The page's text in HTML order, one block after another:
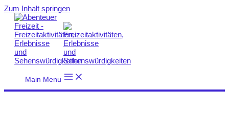
Zum Inhalt springen
Main Menu